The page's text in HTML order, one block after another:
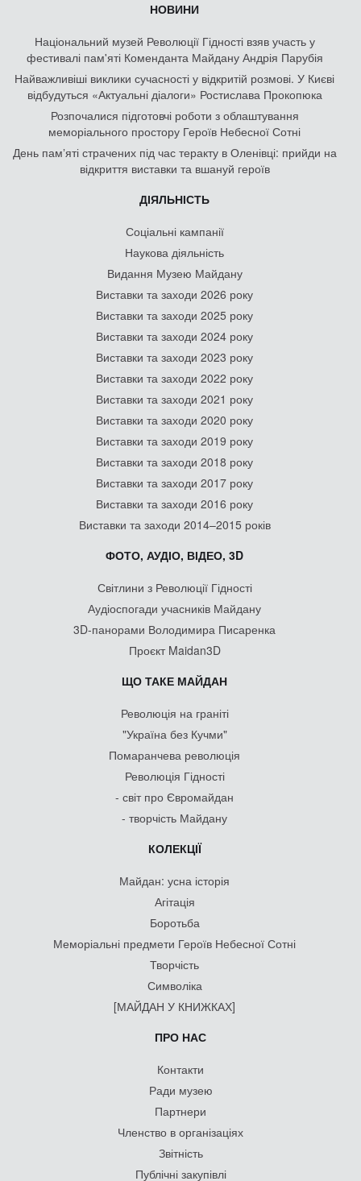
НОВИНИ
Національний музей Революції Гідності взяв участь у
фестивалі пам'яті Коменданта Майдану Андрія Парубія
Найважливіші виклики сучасності у відкритій розмові. У Києві
відбудуться «Актуальні діалоги» Ростислава Прокопюка
Розпочалися підготовчі роботи з облаштування
меморіального простору Героїв Небесної Сотні
День памʼяті страчених під час теракту в Оленівці: прийди на
відкриття виставки та вшануй героїв
ДІЯЛЬНІСТЬ
Соціальні кампанії
Наукова діяльність
Видання Музею Майдану
Виставки та заходи 2026 року
Виставки та заходи 2025 року
Виставки та заходи 2024 року
Виставки та заходи 2023 року
Виставки та заходи 2022 року
Виставки та заходи 2021 року
Виставки та заходи 2020 року
Виставки та заходи 2019 року
Виставки та заходи 2018 року
Виставки та заходи 2017 року
Виставки та заходи 2016 року
Виставки та заходи 2014–2015 років
ФОТО, АУДІО, ВІДЕО, 3D
Світлини з Революції Гідності
Аудіоспогади учасників Майдану
3D-панорами Володимира Писаренка
Проєкт Maidan3D
ЩО ТАКЕ МАЙДАН
Революція на граніті
"Україна без Кучми"
Помаранчева революція
Революція Гідності
- світ про Євромайдан
- творчість Майдану
КОЛЕКЦІЇ
Майдан: усна історія
Агітація
Боротьба
Меморіальні предмети Героїв Небесної Сотні
Творчість
Символіка
[МАЙДАН У КНИЖКАХ]
ПРО НАС
Контакти
Ради музею
Партнери
Членство в організаціях
Звітність
Публічні закупівлі